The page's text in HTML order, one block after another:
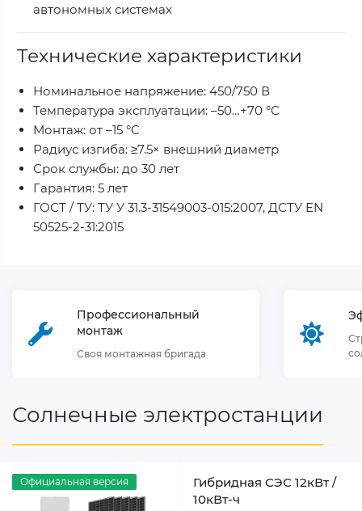
автономных системах
Технические характеристики
Номинальное напряжение: 450/750 В
Температура эксплуатации: –50…+70 °C
Монтаж: от –15 °C
Радиус изгиба: ≥7.5× внешний диаметр
Срок службы: до 30 лет
Гарантия: 5 лет
ГОСТ / ТУ: ТУ У 31.3-31549003-015:2007, ДСТУ EN
50525-2-31:2015
Профессиональный
монтаж
Своя монтажная бригада
Солнечные электростанции
Официальная версия
Гибридная СЭС 12кВт /
10кВт-ч